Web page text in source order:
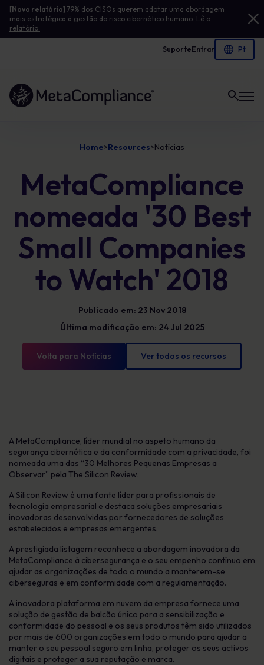
[Novo relatório]79% dos CISOs querem adotar uma abordagem
mais estratégica à gestão do risco cibernético humano. Lê o
relatório.
SuporteEntrar
Ligação à página inicial
Home>Resources>Notícias
MetaCompliance
nomeada '30 Best
Small Companies
to Watch' 2018
Publicado em: 23 Nov 2018
Última modificação em: 24 Jul 2025
Volta para Notícias Ver todos os recursos
A MetaCompliance, líder mundial no aspeto humano da
segurança cibernética e da conformidade com a privacidade, foi
nomeada uma das “30 Melhores Pequenas Empresas a
Observar” pela The Silicon Review.
A Silicon Review é uma fonte líder para profissionais de
tecnologia empresarial e destaca soluções empresariais
inovadoras desenvolvidas por fornecedores de soluções
estabelecidos e empresas emergentes.
A prestigiada listagem reconhece a abordagem inovadora da
MetaCompliance à cibersegurança e o seu empenho contínuo em
ajudar as organizações de todo o mundo a manterem-se
ciberseguras e em conformidade com a regulamentação.
A inovadora plataforma em nuvem da empresa fornece uma
solução de gestão de balcão único para a sensibilização e
conformidade do pessoal e os seus produtos têm sido utilizados
por mais de 600 organizações em todo o mundo para ajudar a
manter o seu pessoal seguro em linha, proteger os seus activos
digitais e proteger a sua reputação e marca.